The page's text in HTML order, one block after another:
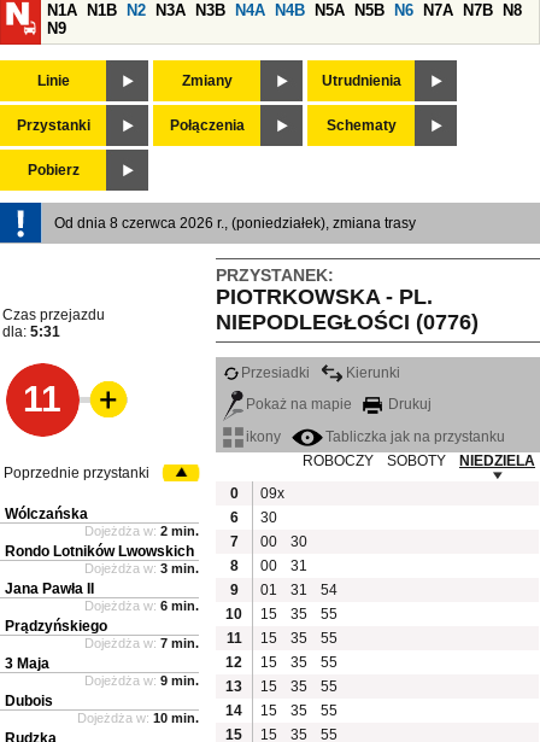
N1A
N1B N2 N3A N3B N4A N4B N5A N5B N6 N7A N7B
N8
N9
Linie Zmiany Utrudnienia
Przystanki Połączenia Schematy
Pobierz
Od dnia 8 czerwca 2026 r., (poniedziałek), zmiana trasy
PRZYSTANEK:
PIOTRKOWSKA - PL.
NIEPODLEGŁOŚCI (0776)
Czas przejazdu
dla: 5:31
11
Przesiadki
Kierunki
Pokaż na mapie
Drukuj
ikony
Tabliczka jak na przystanku
ROBOCZY
SOBOTY
NIEDZIELA
0
09x
6
30
7
00
30
8
00
31
9
01 31
54
10
15 35
55
11
15 35
55
12
15 35
55
13
15 35
55
14
15 35
55
15
15 35 55
Poprzednie przystanki
Wólczańska
Dojeżdża w: 2 min.
Rondo Lotników Lwowskich
Dojeżdża w: 3 min.
Jana Pawła II
Dojeżdża w: 6 min.
Prądzyńskiego
Dojeżdża w: 7 min.
3 Maja
Dojeżdża w: 9 min.
Dubois
Dojeżdża w: 10 min.
Rudzka